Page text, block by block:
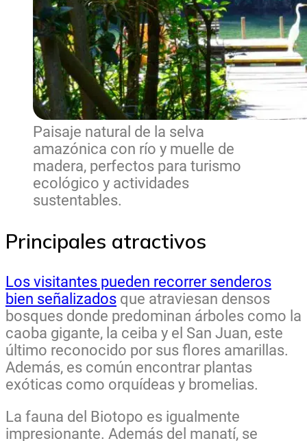
Paisaje natural de la selva
amazónica con río y muelle de
madera, perfectos para turismo
ecológico y actividades
sustentables.
Principales atractivos
Los visitantes pueden recorrer senderos
bien señalizados que atraviesan densos
bosques donde predominan árboles como la
caoba gigante, la ceiba y el San Juan, este
último reconocido por sus flores amarillas.
Además, es común encontrar plantas
exóticas como orquídeas y bromelias.
La fauna del Biotopo es igualmente
impresionante. Además del manatí, se